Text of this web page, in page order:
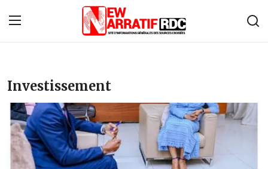
Accueil
À propos de nous
Contact
Investissement